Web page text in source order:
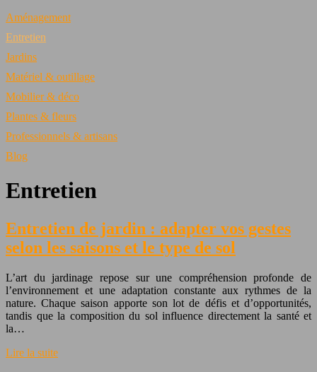
Aménagement
Entretien
Jardins
Matériel & outillage
Mobilier & déco
Plantes & fleurs
Professionnels & artisans
Blog
Entretien
Entretien de jardin : adapter vos gestes
selon les saisons et le type de sol
L’art du jardinage repose sur une compréhension profonde de
l’environnement et une adaptation constante aux rythmes de la
nature. Chaque saison apporte son lot de défis et d’opportunités,
tandis que la composition du sol influence directement la santé et
la…
Lire la suite